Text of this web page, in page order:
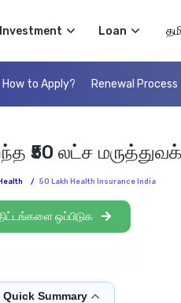
Investment Loan
How to Apply? Renewal Process
லட்ச
Health / 50 Lakh Health Insurance India
ஒப்பிடுக
Quick Summary